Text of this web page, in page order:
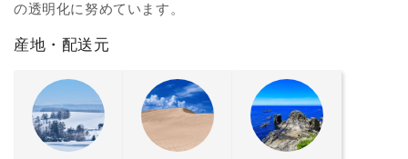
の透明化に努めています。
産地・配送元